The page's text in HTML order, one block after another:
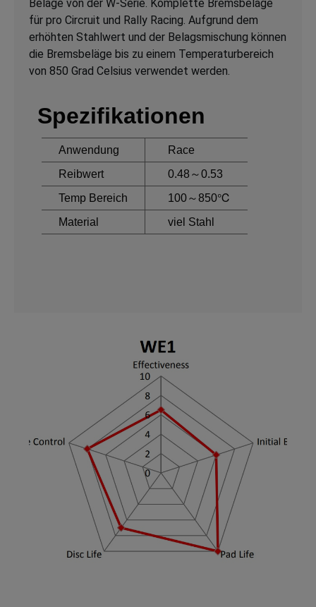
Beläge von der W-Serie. Komplette Bremsbeläge
für pro Circruit und Rally Racing. Aufgrund dem
erhöhten Stahlwert und der Belagsmischung können
die Bremsbeläge bis zu einem Temperaturbereich
von 850 Grad Celsius verwendet werden.
Spezifikationen
Anwendung
Race
Reibwert
0.48～0.53
Temp Bereich
100～850℃
Material
viel Stahl